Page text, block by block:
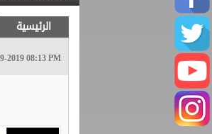
الرئيسية
2019 08:13 PM